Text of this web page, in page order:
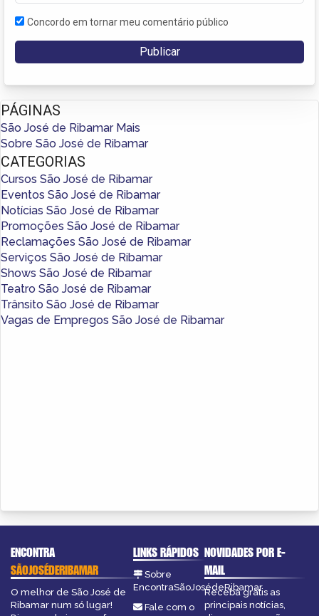
Concordo em tornar meu comentário público
PÁGINAS
São José de Ribamar Mais
Sobre São José de Ribamar
CATEGORIAS
Cursos São José de Ribamar
Eventos São José de Ribamar
Notícias São José de Ribamar
Promoções São José de Ribamar
Reclamações São José de Ribamar
Serviços São José de Ribamar
Shows São José de Ribamar
Teatro São José de Ribamar
Trânsito São José de Ribamar
Vagas de Empregos São José de Ribamar
ENCONTRA
SÃOJOSÉDERIBAMAR
O melhor de São José de
Ribamar num só lugar!
LINKS RÁPIDOS
Sobre
EncontraSãoJosédeRibamar
Fale com o
NOVIDADES POR E-
MAIL
Receba grátis as
principais notícias,